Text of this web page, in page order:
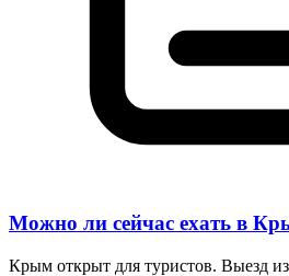
Можно ли сейчас ехать в
Крым открыт для туристов. Выезд